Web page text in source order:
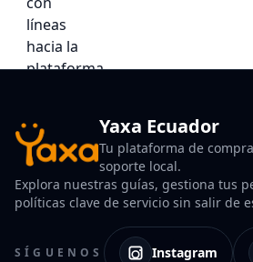
Yaxa Ecuador
Tu plataforma de
soporte local.
Explora nuestras guías, gestiona tus
políticas clave de servicio sin salir de
SÍGUENOS Instagram